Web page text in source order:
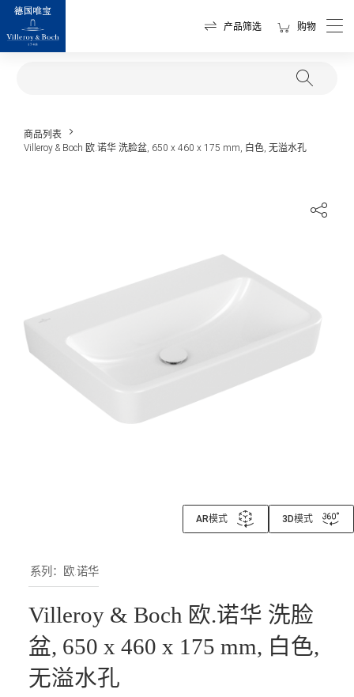
产品筛选 购物
商品列表
Villeroy & Boch 欧.诺华 洗脸盆, 650 x 460 x 175 mm, 白色, 无溢水孔
AR模式 3D模式
系列：欧.诺华
Villeroy & Boch 欧.诺华 洗脸
盆, 650 x 460 x 175 mm, 白色,
无溢水孔